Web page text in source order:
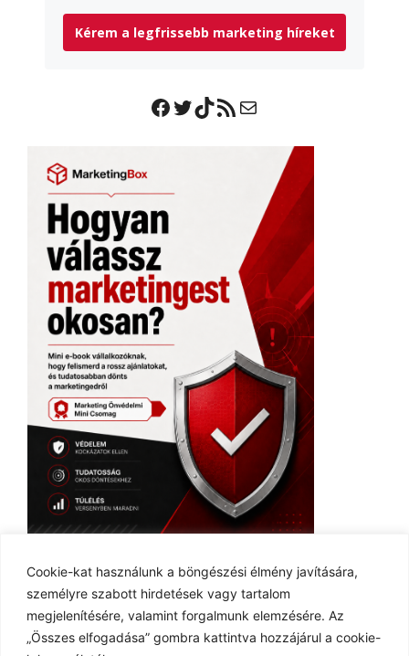
Cookie-kat használunk a böngészési élmény javítására,
személyre szabott hirdetések vagy tartalom
megjelenítésére, valamint forgalmunk elemzésére. Az
„Összes elfogadása” gombra kattintva hozzájárul a cookie-
Kérem a legfrissebb marketing híreket
Facebook
Twitter
TikTok
RSS Feed
Mail